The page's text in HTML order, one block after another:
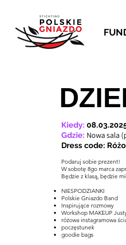
Kiedy:
Gdzie: Nowa sala
Dress code:
Podaruj sobie prezent!
W sobotę 8go marca
Będzie z klasą, będzie
NIESPODZIANKI
Polskie Gniazdo Band
Inspirujące rozmowy
Workshop MAKEUP
różowa instagramowa
poczęstunek
goodie bags